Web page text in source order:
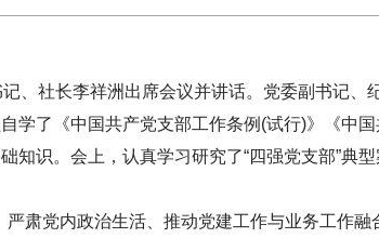
社长李祥洲出席会议并讲话。党委副书记、
了《中国共产党支部工作条例(试行)》《中
识。会上，认真学习研究了“四强党支部”典型
党内政治生活、推动党建工作与业务工作融